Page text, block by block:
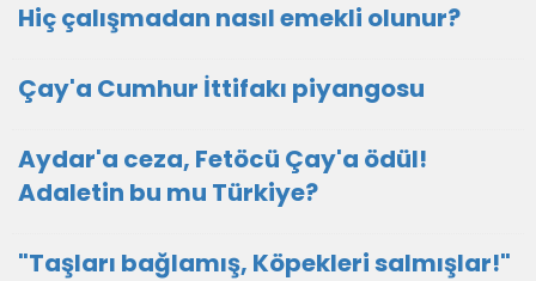
Hiç çalışmadan nasıl emekli olunur?
Çay'a Cumhur İttifakı piyangosu
Aydar'a ceza, Fetöcü Çay'a ödül!
Adaletin bu mu Türkiye?
"Taşları bağlamış, Köpekleri salmışlar!"